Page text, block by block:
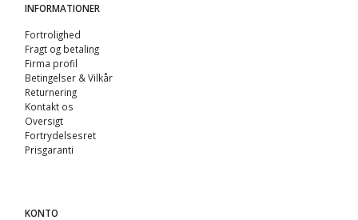
INFORMATIONER
Fortrolighed
Fragt og betaling
Firma profil
Betingelser & Vilkår
Returnering
Kontakt os
Oversigt
Fortrydelsesret
Prisgaranti
KONTO